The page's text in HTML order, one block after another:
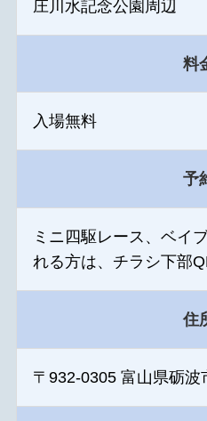
庄川水記念公園周辺
料
入場無料
予
ミニ四駆レース、ベイ
れる方は、チラシ下部
住
〒932-0305 富山県砺波